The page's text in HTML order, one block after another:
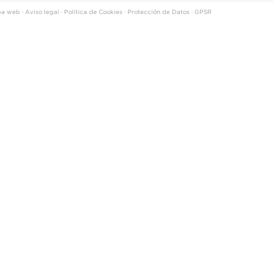
web · Aviso legal · Política de Cookies · Protección de Datos · GPSR